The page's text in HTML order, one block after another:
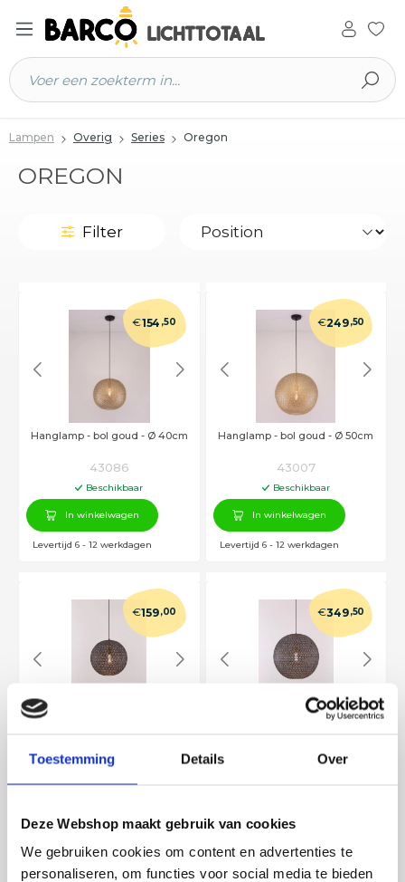
Toestemming Details Over
Deze Webshop maakt gebruik van cookies
We gebruiken cookies om content en advertenties te
personaliseren, om functies voor social media te bieden
hoofdinhoud
Lampen Overig Series Oregon
OREGON
Filter
Hanglamp - bol goud - Ø 40cm
€154 ,50
43086
Beschikbaar
In winkelwagen
Levertijd 6 - 12 werkdagen
Hanglamp - bol goud - Ø 50cm
€249,50
43007
Beschikbaar
In winkelwagen
Levertijd 6 - 12 werkdagen
€159,00
42017
Op werkdagen voor 14:00 uur
€349,50